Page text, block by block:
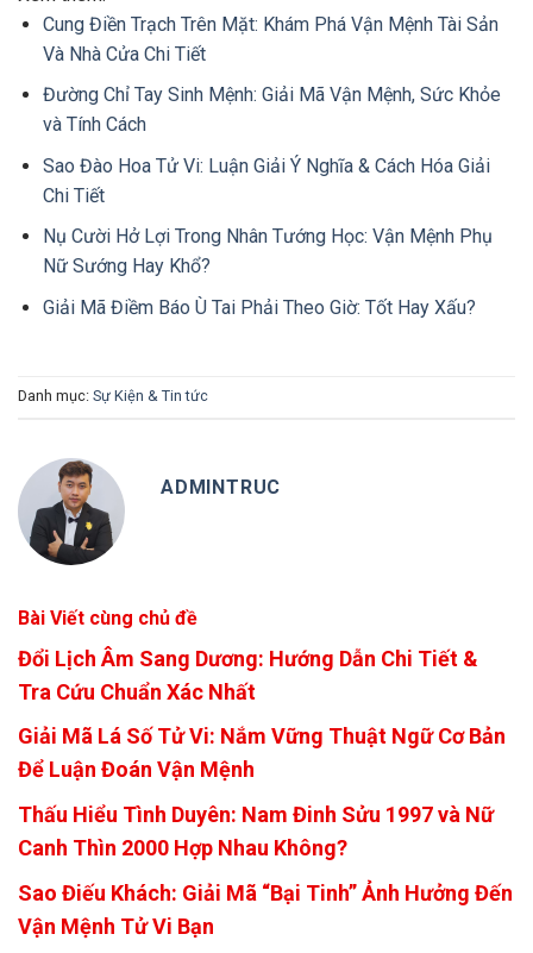
Cung Điền Trạch Trên Mặt: Khám Phá Vận Mệnh Tài Sản
Và Nhà Cửa Chi Tiết
Đường Chỉ Tay Sinh Mệnh: Giải Mã Vận Mệnh, Sức Khỏe
và Tính Cách
Sao Đào Hoa Tử Vi: Luận Giải Ý Nghĩa & Cách Hóa Giải
Chi Tiết
Nụ Cười Hở Lợi Trong Nhân Tướng Học: Vận Mệnh Phụ
Nữ Sướng Hay Khổ?
Giải Mã Điềm Báo Ù Tai Phải Theo Giờ: Tốt Hay Xấu?
Danh mục: Sự Kiện & Tin tức
ADMINTRUC
Bài Viết cùng chủ đề
Đổi Lịch Âm Sang Dương: Hướng Dẫn Chi Tiết &
Tra Cứu Chuẩn Xác Nhất
Giải Mã Lá Số Tử Vi: Nắm Vững Thuật Ngữ Cơ Bản
Để Luận Đoán Vận Mệnh
Thấu Hiểu Tình Duyên: Nam Đinh Sửu 1997 và Nữ
Canh Thìn 2000 Hợp Nhau Không?
Sao Điếu Khách: Giải Mã “Bại Tinh” Ảnh Hưởng Đến
Vận Mệnh Tử Vi Bạn